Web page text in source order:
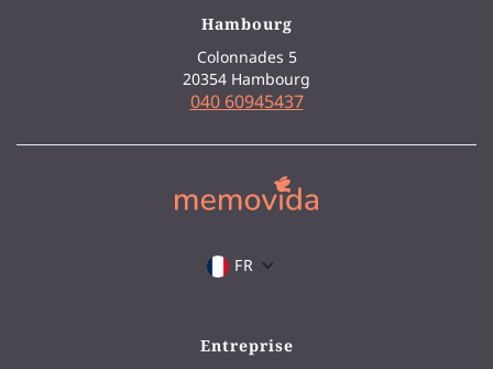
Hambourg
Colonnades 5
20354 Hambourg
040 60945437
FR
Entreprise